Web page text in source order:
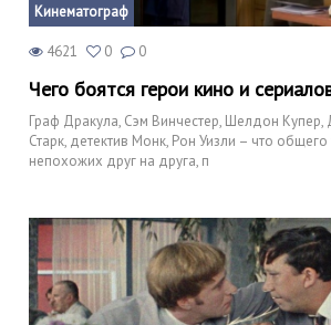
Кинематограф
4621 0 0
Чего боятся герои кино и
Граф Дракула, Сэм Винчестер, Шелдон Купер,
Старк, детектив Монк, Рон Уизли – что общего
непохожих друг на друга, п